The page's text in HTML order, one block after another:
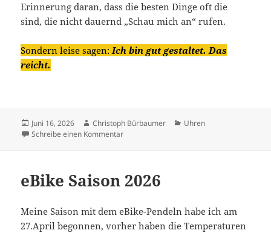
Erinnerung daran, dass die besten Dinge oft die
sind, die nicht dauernd „Schau mich an“ rufen.
Sondern leise sagen:Ich bin gut gestaltet. Das
reicht.
Veröffentlicht
am
Juni 16, 2026 Autor
Christoph Bürbaumer Kategorien
Uhren
Schreibe einen Kommentarzu Braun BN0021 – Design, Philosophie
eBike Saison 2026
Meine Saison mit dem eBike-Pendeln habe ich am
27.April begonnen, vorher haben die Temperaturen